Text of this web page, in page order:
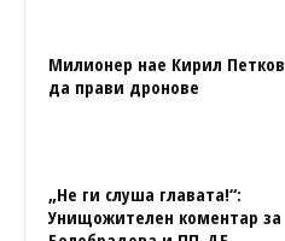
Милионер нае Кирил Петков
да прави дронове
„Не ги слуша главата!“:
Унищожителен коментар за